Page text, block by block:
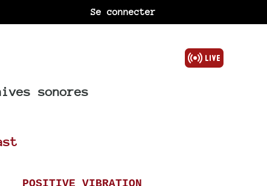
Se connecter
sonores
POSITIVE VIBRATION